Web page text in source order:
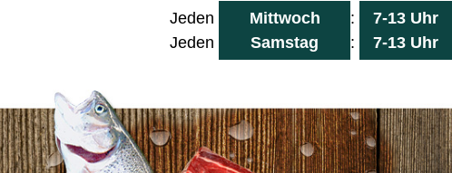
Jeden Mittwoch :
7-13 Uhr
Jeden
Samstag : 7-13 Uhr